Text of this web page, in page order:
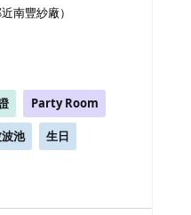
南豐紗廠）
Party Room
池 生日